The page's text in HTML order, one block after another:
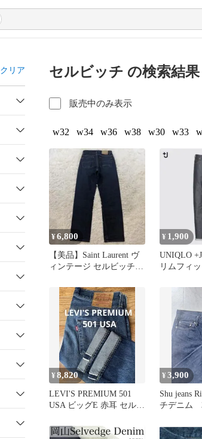
クリア セルビッチ の検索結果
販売中のみ表示
w32 w34 w36 w38 w30 w33
¥6,800
【美品】Saint Laurent ヴ
ィンテージ セルビッチデ
¥ 1,900
UNIQLO
リムフィ
¥8,820
LEVI'S PREMIUM 501
USA ビッグE 赤耳 セルビ
¥3,900
Shu jeans
チデニム